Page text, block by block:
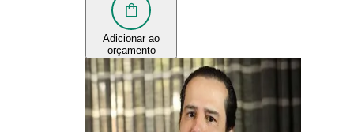
Adicionar ao
orçamento